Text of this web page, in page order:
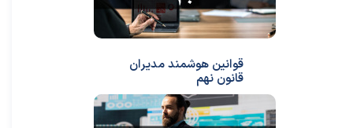
قوانین هوشمند مدیران
قانون نهم